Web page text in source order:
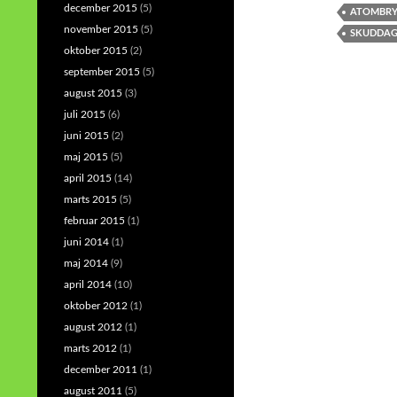
SKUDDAG
december 2015 (5)
november 2015 (5)
oktober 2015 (2)
september 2015 (5)
august 2015 (3)
juli 2015 (6)
juni 2015 (2)
maj 2015 (5)
april 2015 (14)
marts 2015 (5)
februar 2015 (1)
juni 2014 (1)
maj 2014 (9)
april 2014 (10)
oktober 2012 (1)
august 2012 (1)
marts 2012 (1)
december 2011 (1)
august 2011 (5)